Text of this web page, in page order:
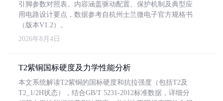
引脚参数对照表。内容涵盖驱动配置、保护机制及典型应
用电路设计要点，数据参考自杭州士兰微电子官方规格书
（版本V1.2）。
2026年8月4日
T2紫铜国标硬度及力学性能分析
本文系统解读T2紫铜的国标硬度和抗拉强度（包括T2及
T2_1/2H状态），结合GB/T 5231-2012标准数据，详细分